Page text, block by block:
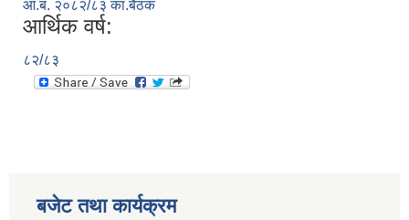
आ.ब. २०८२/८३ का.बैठक
आर्थिक वर्ष:
८२/८३
बजेट तथा कार्यक्रम